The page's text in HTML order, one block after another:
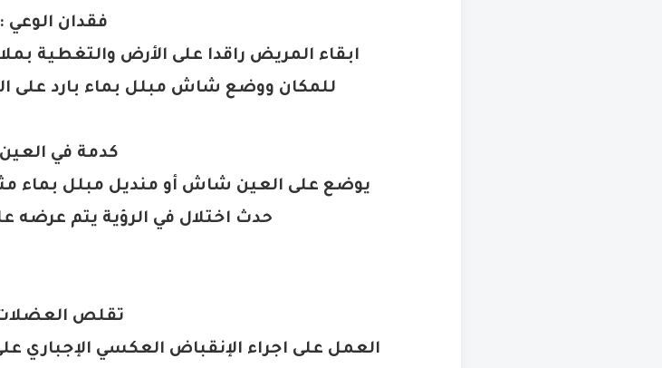
فقدان الوعي :
ابقاء المريض راقدا على الأرض والتغطية
للمكان ووضع شاش مبلل بماء بارد على
كدمة في العين
حدث اختلال في الرؤية يتم
تقلص
العمل على اجراء الإنقباض العكسي